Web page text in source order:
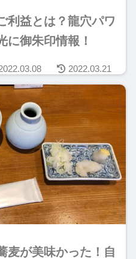
利益とは？龍穴パワ
に御朱印情報！
2022.03.21
麦が美味かった！自